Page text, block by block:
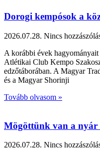
Dorogi kempósok a
2026.07.28. Nincs
A korábbi évek
Atlétikai Club Kempo
edzőtáborában. A Magyar
és a Magyar Shorinji
Tovább olvasom »
Mögöttünk van a nyár
2026.07.28. Nincs